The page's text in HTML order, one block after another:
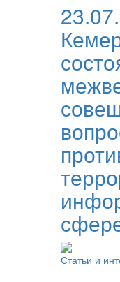
Статьи и